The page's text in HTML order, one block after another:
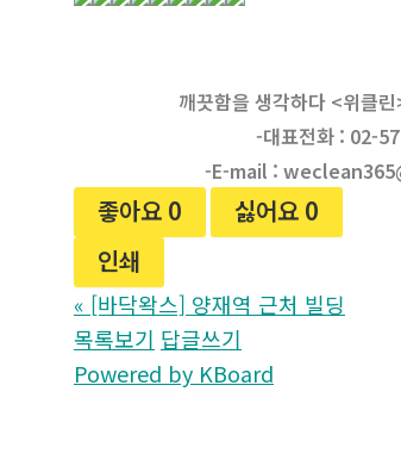
깨끗함을 생각하다 <위클
-대표전화 : 02-
-E-mail :
좋아요 0 싫어요 0
인쇄
« [바닥왁스] 양재역 근처 빌딩
목록보기 답글쓰기
Powered by KBoard